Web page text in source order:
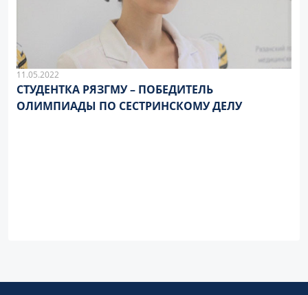
11.05.2022
СТУДЕНТКА РЯЗГМУ – ПОБЕДИТЕЛЬ
ОЛИМПИАДЫ ПО СЕСТРИНСКОМУ ДЕЛУ